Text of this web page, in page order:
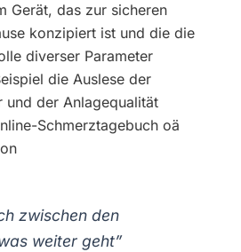
Gerät, das zur sicheren
konzipiert ist und die die
diverser Parameter
die Auslese der
und der Anlagequalität
Schmerztagebuch oä
zwischen den
weiter geht”